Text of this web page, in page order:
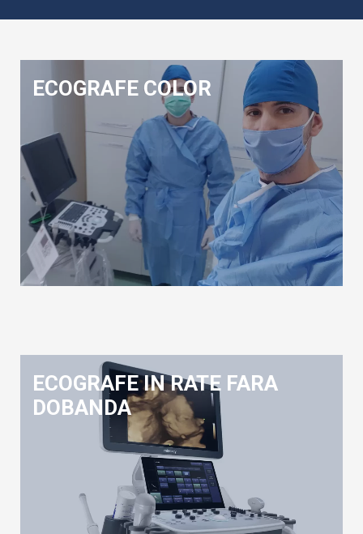
ECOGRAFE COLOR
ECOGRAFE IN RATE FARA
DOBANDA